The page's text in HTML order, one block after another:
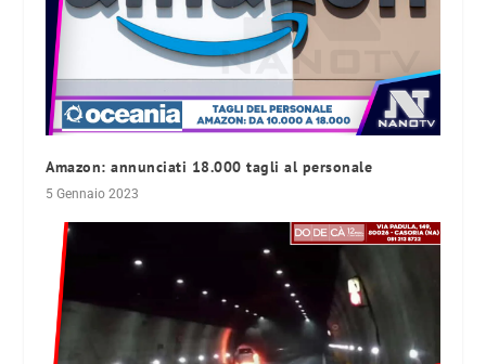
Amazon: annunciati 18.000 tagli al personale
5 Gennaio 2023